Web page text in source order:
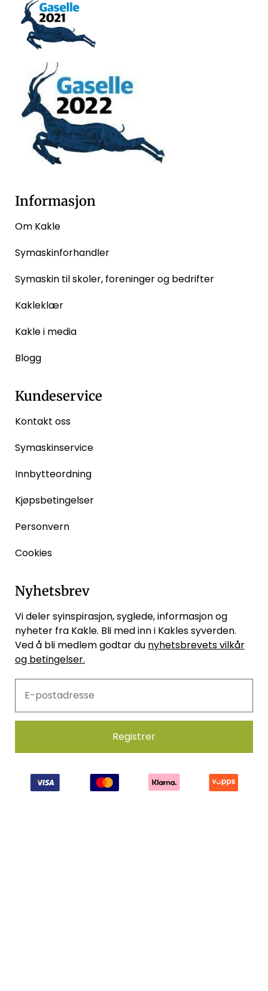
Informasjon
Om Kakle
Symaskinforhandler
Symaskin til skoler, foreninger og bedrifter
Kakleklær
Kakle i media
Blogg
Kundeservice
Kontakt oss
Symaskinservice
Innbytteordning
Kjøpsbetingelser
Personvern
Cookies
Nyhetsbrev
Vi deler syinspirasjon, syglede, informasjon og
nyheter fra Kakle. Bli med inn i Kakles syverden.
Ved å bli medlem godtar du nyhetsbrevets vilkår
og betingelser.